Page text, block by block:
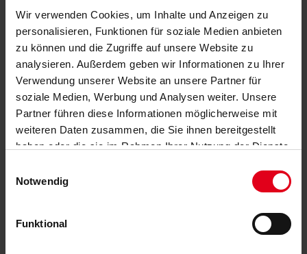
Wir verwenden Cookies, um Inhalte und Anzeigen zu
personalisieren, Funktionen für soziale Medien anbieten
zu können und die Zugriffe auf unsere Website zu
analysieren. Außerdem geben wir Informationen zu Ihrer
Verwendung unserer Website an unsere Partner für
soziale Medien, Werbung und Analysen weiter. Unsere
Partner führen diese Informationen möglicherweise mit
weiteren Daten zusammen, die Sie ihnen bereitgestellt
haben oder die sie im Rahmen Ihrer Nutzung der Dienste
Notwendig
Funktional